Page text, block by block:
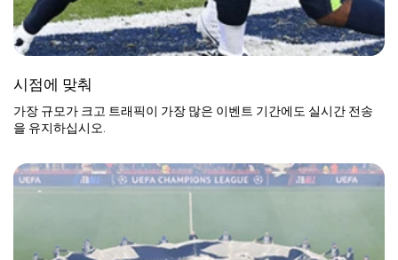
시점에 맞춰
가장 규모가 크고 트래픽이 가장 많은 이벤트 기간에도 실시간 전송
을 유지하십시오.